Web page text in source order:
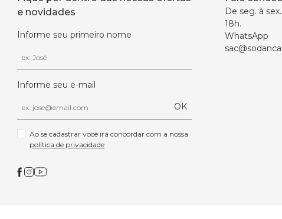
e novidades
Informe seu primeiro nome
Informe seu e-mail
OK
política de privacidade
De seg. à
18h.
WhatsApp